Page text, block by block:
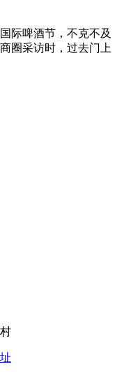
际啤酒节，不克不及
圈采访时，过去门上